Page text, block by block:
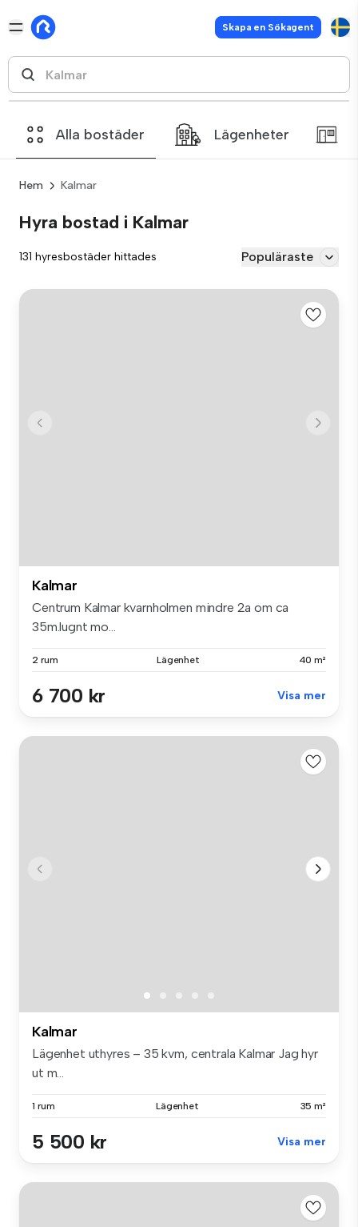
Skapa en Sökagent
Alla bostäder Lägenheter
Hem Kalmar
Hyra bostad i Kalmar
131 hyresbostäder hittades Populäraste
Kalmar
Centrum Kalmar kvarnholmen mindre 2a om ca
35m.lugnt mo...
2 rum Lägenhet 40 m²
6 700 kr Visa mer
Kalmar
Lägenhet uthyres – 35 kvm, centrala Kalmar Jag hyr
ut m...
1 rum Lägenhet 35 m²
5 500 kr Visa mer